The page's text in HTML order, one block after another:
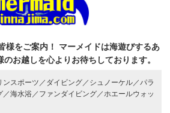
様をご案内！
マーメイドは海遊びするあ
のお越しを心よりお待ちしております。
ンスポーツ／ ダイビング／ シュノーケル／ パラ
／海水浴／ ファンダイビング／ ホエールウォッ